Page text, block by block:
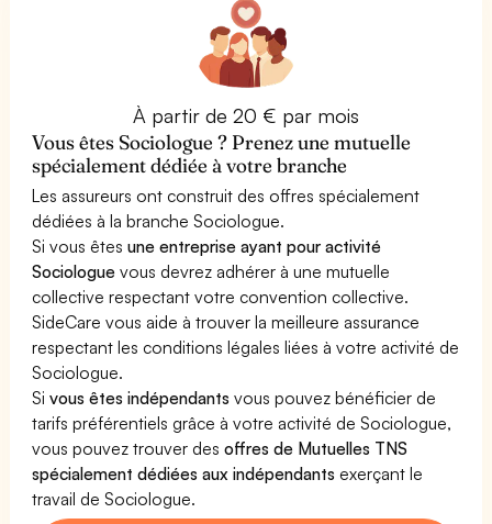
À partir de 20 € par mois
Vous êtes Sociologue ? Prenez une mutuelle
spécialement dédiée à votre branche
Les assureurs ont construit des offres spécialement
dédiées à la branche Sociologue.
Si vous êtesune entreprise ayant pour activité
Sociologue vous devrez adhérer à une mutuelle
collective respectant votre convention collective.
SideCare vous aide à trouver la meilleure assurance
respectant les conditions légales liées à votre activité de
Sociologue.
Sivous êtes indépendants vous pouvez bénéficier de
tarifs préférentiels grâce à votre activité de Sociologue,
vous pouvez trouver desoffres de Mutuelles TNS
spécialement dédiées aux indépendants exerçant le
travail de Sociologue.